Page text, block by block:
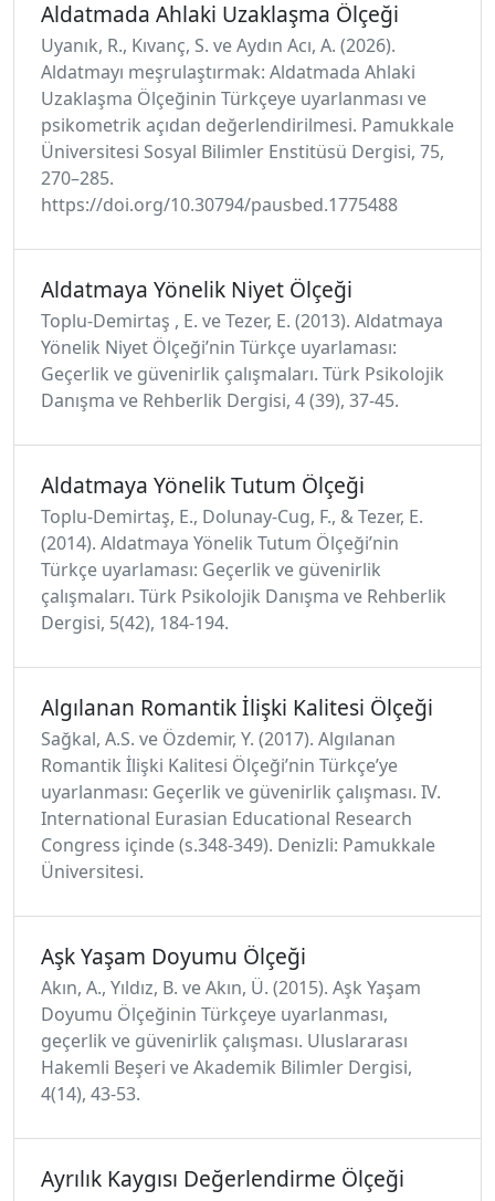
Aldatmada Ahlaki Uzaklaşma Ölçeği
Uyanık, R., Kıvanç, S. ve Aydın Acı, A. (2026).
Aldatmayı meşrulaştırmak: Aldatmada Ahlaki
Uzaklaşma Ölçeğinin Türkçeye uyarlanması ve
psikometrik açıdan değerlendirilmesi. Pamukkale
Üniversitesi Sosyal Bilimler Enstitüsü Dergisi, 75,
270–285.
https://doi.org/10.30794/pausbed.1775488
Aldatmaya Yönelik Niyet Ölçeği
Toplu-Demirtaş , E. ve Tezer, E. (2013). Aldatmaya
Yönelik Niyet Ölçeği’nin Türkçe uyarlaması:
Geçerlik ve güvenirlik çalışmaları. Türk Psikolojik
Danışma ve Rehberlik Dergisi, 4 (39), 37-45.
Aldatmaya Yönelik Tutum Ölçeği
Toplu-Demirtaş, E., Dolunay-Cug, F., & Tezer, E.
(2014). Aldatmaya Yönelik Tutum Ölçeği’nin
Türkçe uyarlaması: Geçerlik ve güvenirlik
çalışmaları. Türk Psikolojik Danışma ve Rehberlik
Dergisi, 5(42), 184-194.
Algılanan Romantik İlişki Kalitesi Ölçeği
Sağkal, A.S. ve Özdemir, Y. (2017). Algılanan
Romantik İlişki Kalitesi Ölçeği’nin Türkçe’ye
uyarlanması: Geçerlik ve güvenirlik çalışması. IV.
International Eurasian Educational Research
Congress içinde (s.348-349). Denizli: Pamukkale
Üniversitesi.
Aşk Yaşam Doyumu Ölçeği
Akın, A., Yıldız, B. ve Akın, Ü. (2015). Aşk Yaşam
Doyumu Ölçeğinin Türkçeye uyarlanması,
geçerlik ve güvenirlik çalışması. Uluslararası
Hakemli Beşeri ve Akademik Bilimler Dergisi,
4(14), 43-53.
Ayrılık Kaygısı Değerlendirme Ölçeği